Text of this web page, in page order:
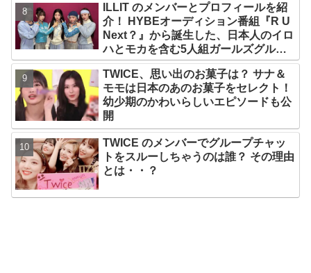
ILLIT のメンバーとプロフィールを紹
介！ HYBEオーディション番組『R U
Next？』から誕生した、日本人のイロ
ハとモカを含む5人組ガールズグルー
プ！ デビュー曲「Magnetic」がいき
なりの大ヒット
TWICE、思い出のお菓子は？ サナ＆
モモは日本のあのお菓子をセレクト！
幼少期のかわいらしいエピソードも公
開
TWICE のメンバーでグループチャッ
トをスルーしちゃうのは誰？ その理由
とは・・？